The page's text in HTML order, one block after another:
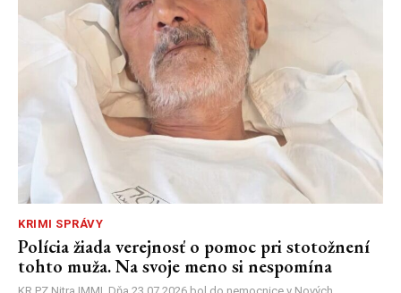
KRIMI SPRÁVY
Polícia žiada verejnosť o pomoc pri stotožnení
tohto muža. Na svoje meno si nespomína